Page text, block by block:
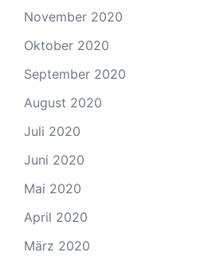
November 2020
Oktober 2020
September 2020
August 2020
Juli 2020
Juni 2020
Mai 2020
April 2020
März 2020